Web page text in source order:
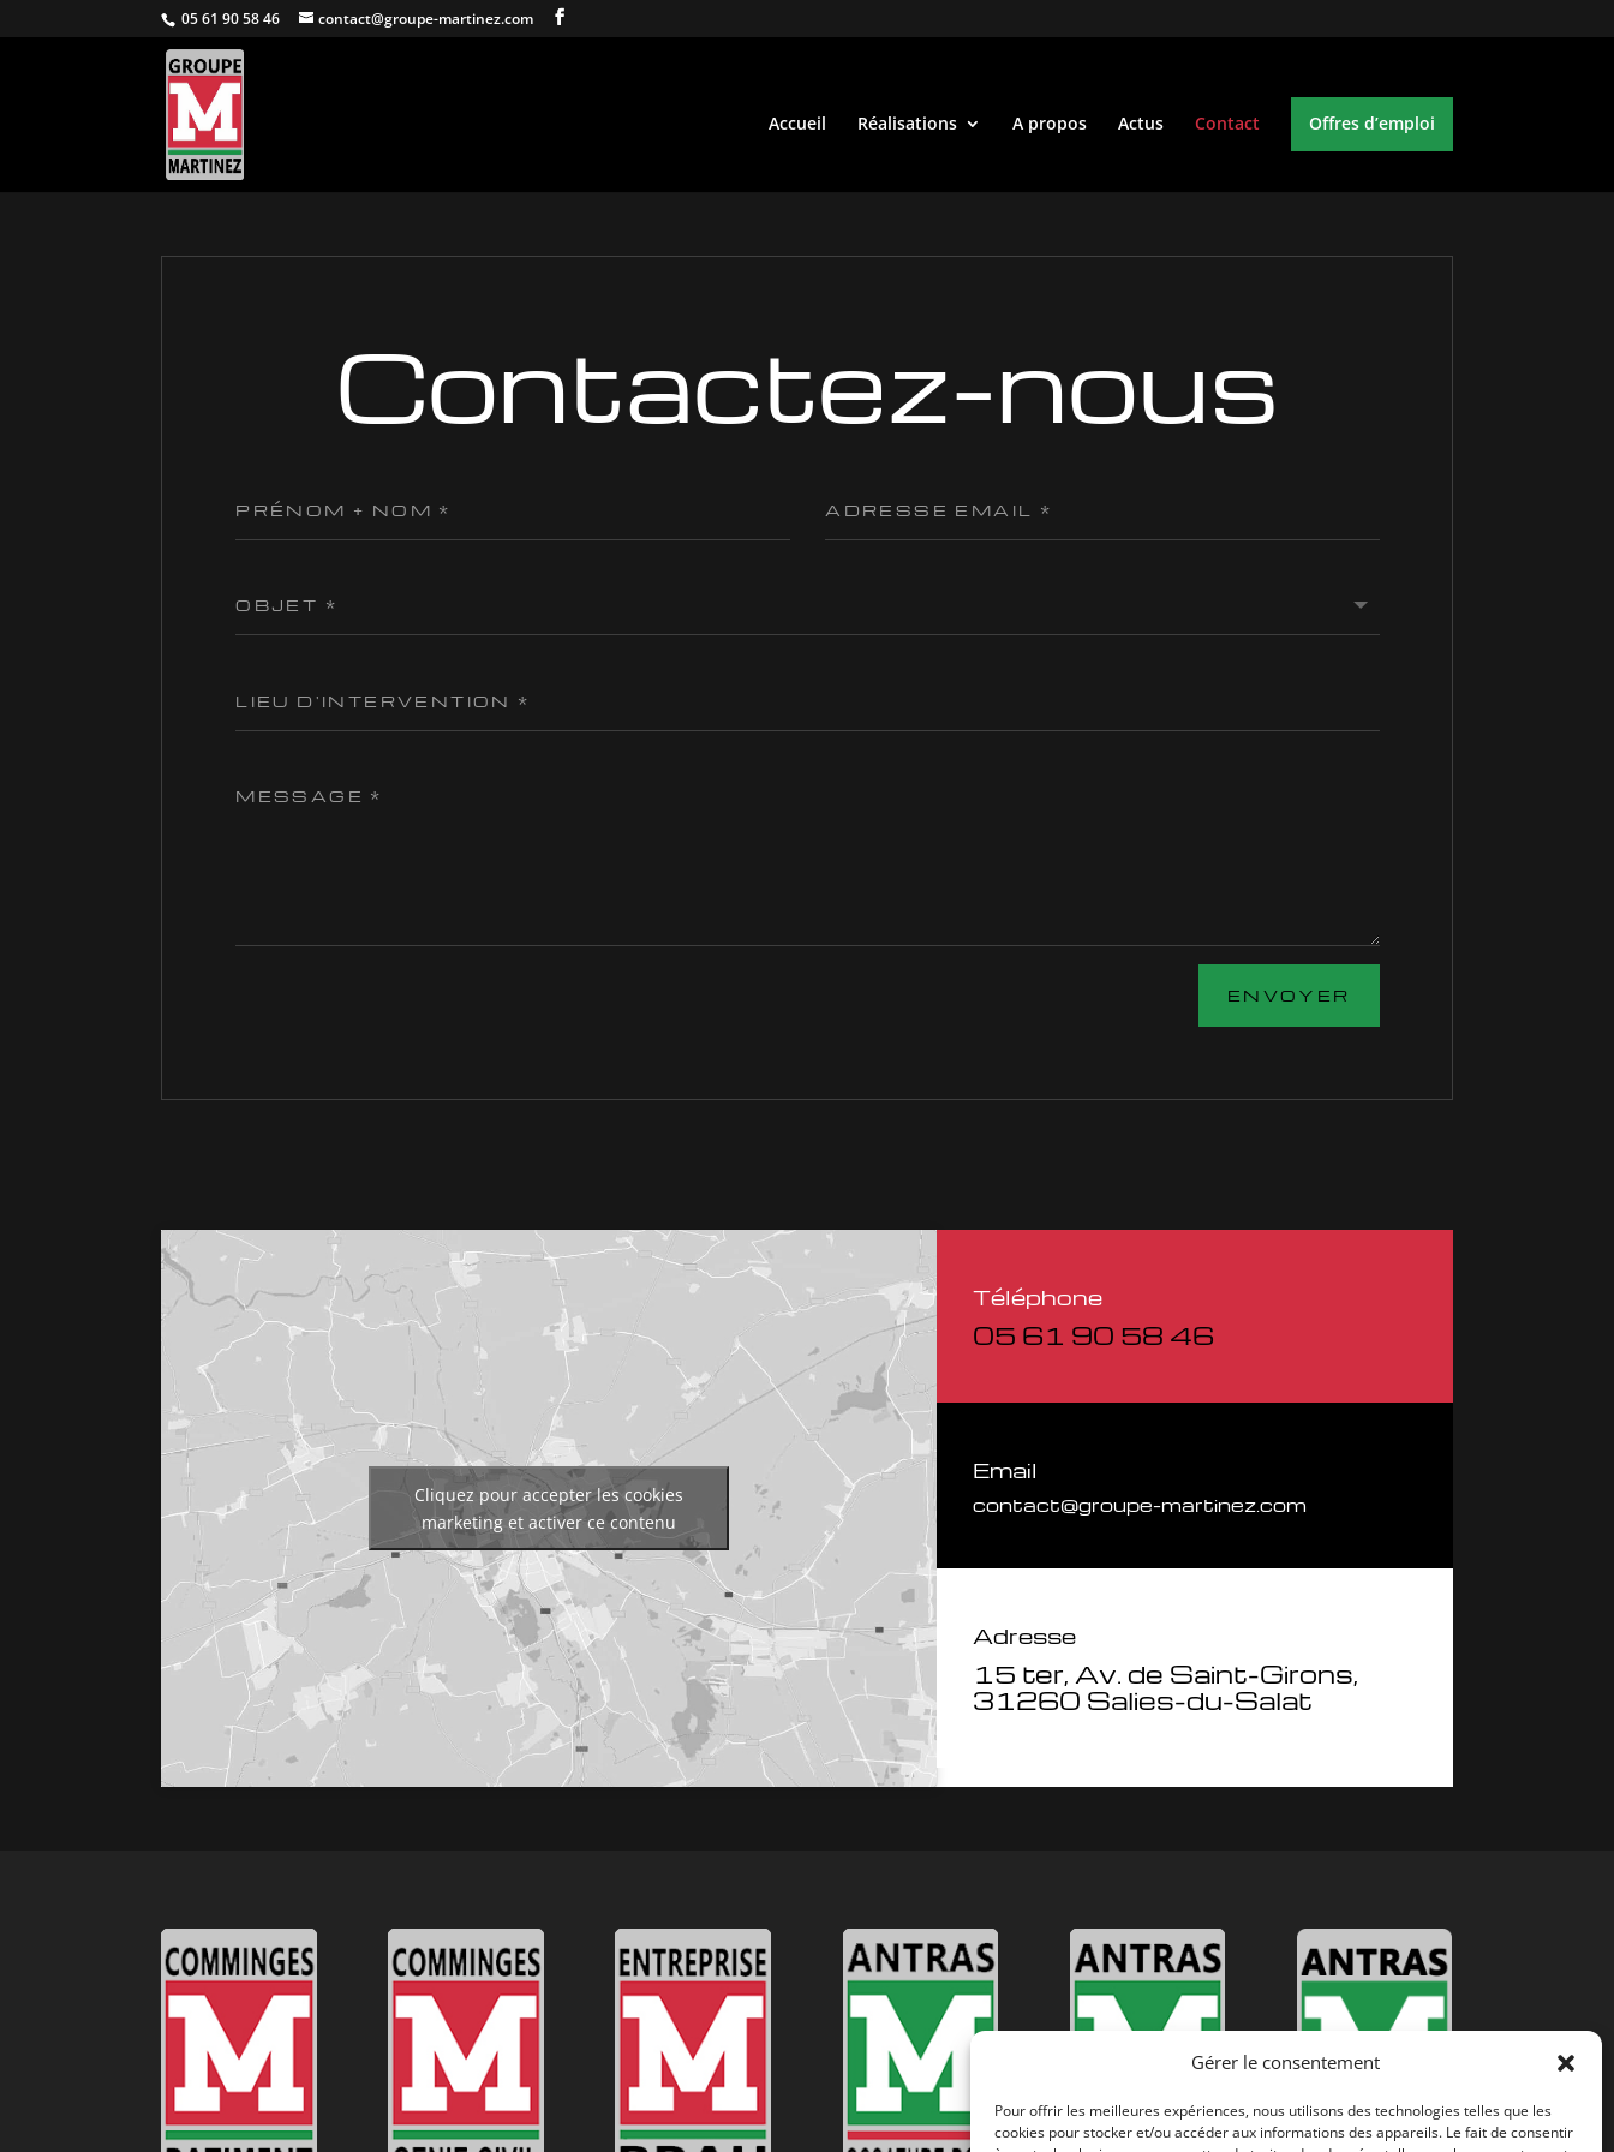
Gérer le consentement
Pour offrir les meilleures expériences, nous utilisons des technologies telles que les
cookies pour stocker et/ou accéder aux informations des appareils. Le fait de consentir
05 61 90 58 46 contact@groupe-martinez.com
Accueil Réalisations A propos Actus Contact Offres d’emploi
Contactez-nous
ENVOYER
Cliquez pour accepter les cookies
marketing et activer ce contenu
Téléphone
05 61 90 58 46
Email
contact@groupe-martinez.com
Adresse
15 ter, Av. de Saint-Girons,
31260 Salies-du-Salat